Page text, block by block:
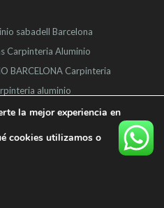
sabadell Barcelona
Carpinteria Aluminio
BARCELONA Carpinteria
aluminio
ALUMINIO SABADELL
SANT CUGAT
TERRASSA
la mejor experiencia en
cookies utilizamos o